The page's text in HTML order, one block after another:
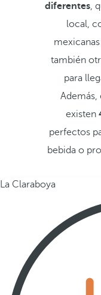
diferentes,
local,
también
para
Además,
existen
perfectos
bebida o
La Claraboya